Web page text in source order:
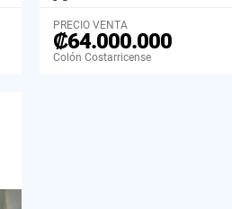
PRECIO VENTA
₡64.000.000
Colón Costarricense